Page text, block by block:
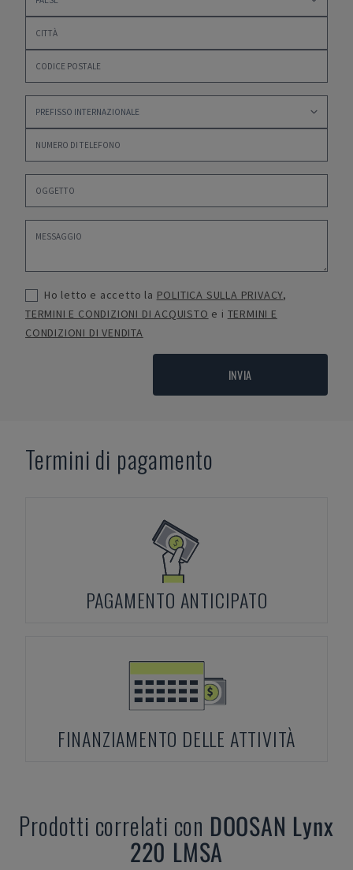
Ho letto e accetto la POLITICA SULLA PRIVACY,
TERMINI E CONDIZIONI DI ACQUISTO e i TERMINI E
CONDIZIONI DI VENDITA
INVIA
Termini di pagamento
PAGAMENTO ANTICIPATO
FINANZIAMENTO DELLE ATTIVITÀ
Prodotti correlati con DOOSAN Lynx
220 LMSA